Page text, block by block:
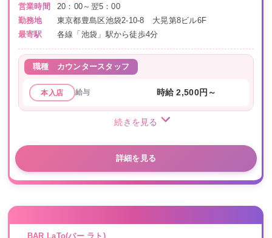
営業時間
20：00～翌5：00
勤務地
東京都豊島区池袋2-10-8 大晃第8ビル6F
最寄駅
各線「池袋」駅から徒歩4分
職種 カウンタースタッフ
本入店 給与 時給 2,500円～
続きを見る
詳細を見る
BAR LaTo(バー ラト)